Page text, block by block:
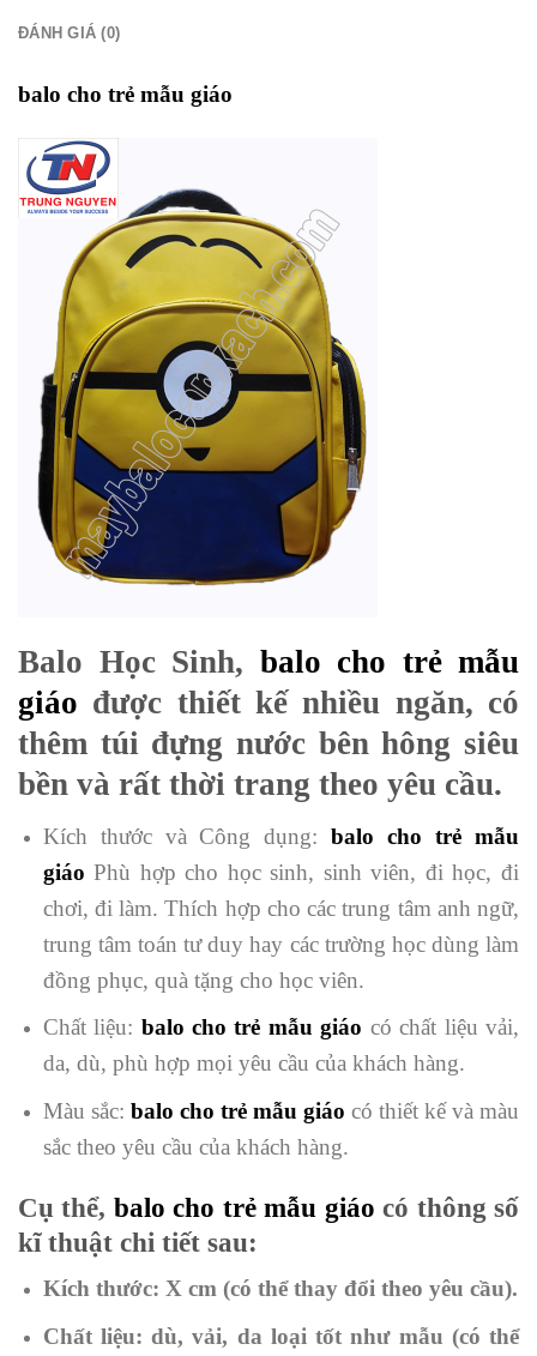
ĐÁNH GIÁ (0)
balo cho trẻ mẫu giáo
Balo Học Sinh, balo cho trẻ mẫu
giáo được thiết kế nhiều ngăn, có
thêm túi đựng nước bên hông siêu
bền và rất thời trang theo yêu cầu.
Kích thước và Công dụng:balo cho trẻ mẫu
giáo Phù hợp cho học sinh, sinh viên, đi học, đi
chơi, đi làm. Thích hợp cho các trung tâm anh ngữ,
trung tâm toán tư duy hay các trường học dùng làm
đồng phục, quà tặng cho học viên.
Chất liệu: balo cho trẻ mẫu giáo có chất liệu vải,
da, dù, phù hợp mọi yêu cầu của khách hàng.
Màu sắc: balo cho trẻ mẫu giáo có thiết kế và màu
sắc theo yêu cầu của khách hàng.
Cụ thể, balo cho trẻ mẫu giáo có thông số
kĩ thuật chi tiết sau:
Kích thước: X cm (có thể thay đổi theo yêu cầu).
Chất liệu:dù, vải, da loại tốt như mẫu (có thể